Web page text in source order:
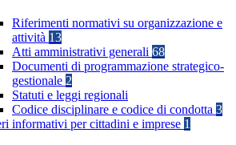
Riferimenti normativi su organizzazione e
attività 13
Atti amministrativi generali 68
Documenti di programmazione strategico-
gestionale 2
Statuti e leggi regionali
Codice disciplinare e codice di condotta 3
informativi per cittadini e imprese 1